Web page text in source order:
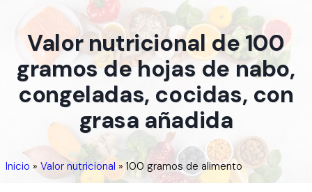
Valor nutricional de 100
gramos de hojas de nabo,
congeladas, cocidas, con
grasa añadida
Inicio » Valor nutricional » 100 gramos de alimento